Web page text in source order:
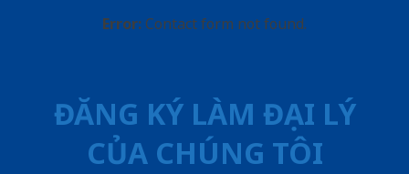
Error: Contact form not found.
ĐĂNG KÝ LÀM ĐẠI LÝ
CỦA CHÚNG TÔI